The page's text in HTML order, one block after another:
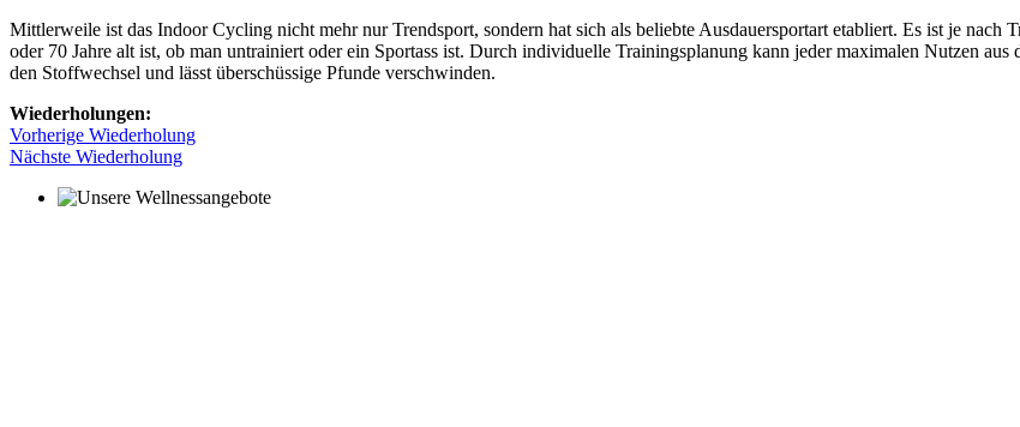
Mittlerweile ist das Indoor Cycling nicht mehr nur Trendsport, sondern hat sich als beliebte Ausdauersportart etabliert. Es ist je
oder 70 Jahre alt ist, ob man untrainiert oder ein Sportass ist. Durch individuelle Trainingsplanung kann jeder maximalen Nutzen
den Stoffwechsel und lässt überschüssige Pfunde verschwinden.
Wiederholungen:
Vorherige Wiederholung
Nächste Wiederholung